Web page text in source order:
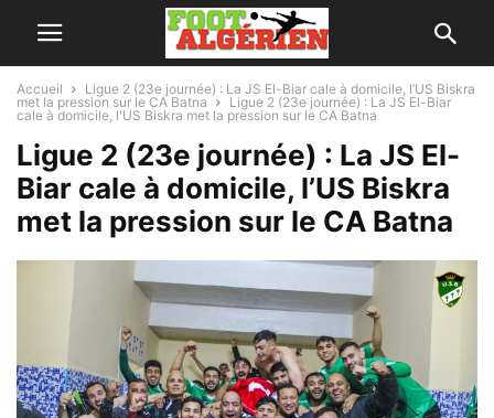
Accueil
Ligue 2 (23e journée) : La JS El-Biar cale à domicile, l’US Biskra
met la pression sur le CA Batna
Ligue 2 (23e journée) : La JS El-Biar
cale à domicile, l'US Biskra met la pression sur le CA Batna
Ligue 2 (23e journée) : La JS El-
Biar cale à domicile, l’US Biskra
met la pression sur le CA Batna